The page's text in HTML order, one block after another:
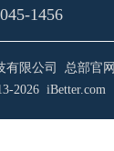
有限公司 总部官网
2026 iBetter.com
1456